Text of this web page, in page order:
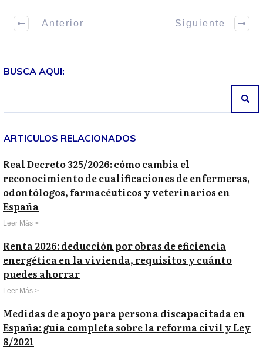
Anterior Siguiente
BUSCA AQUI:
ARTICULOS RELACIONADOS
Real Decreto 325/2026: cómo cambia el
reconocimiento de cualificaciones de enfermeras,
odontólogos, farmacéuticos y veterinarios en
España
Leer Más >
Renta 2026: deducción por obras de eficiencia
energética en la vivienda, requisitos y cuánto
puedes ahorrar
Leer Más >
Medidas de apoyo para persona discapacitada en
España: guía completa sobre la reforma civil y Ley
8/2021